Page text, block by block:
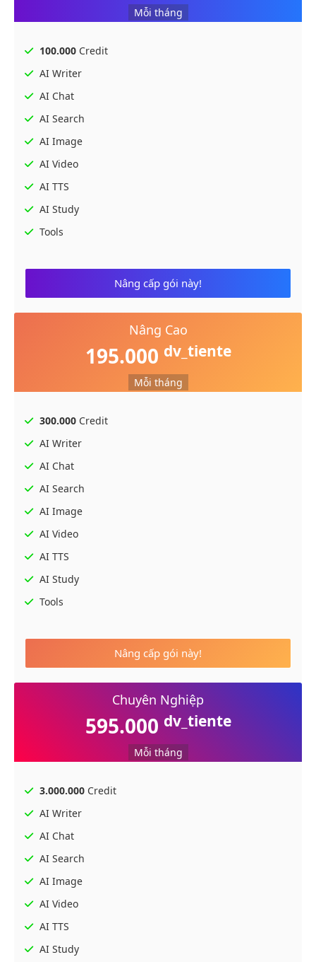
Mỗi tháng
100.000 Credit
AI Writer
AI Chat
AI Search
AI Image
AI Video
AI TTS
AI Study
Tools
Nâng cấp gói này!
Nâng Cao
195.000 dv_tiente
Mỗi tháng
300.000 Credit
AI Writer
AI Chat
AI Search
AI Image
AI Video
AI TTS
AI Study
Tools
Nâng cấp gói này!
Chuyên Nghiệp
595.000 dv_tiente
Mỗi tháng
3.000.000 Credit
AI Writer
AI Chat
AI Search
AI Image
AI Video
AI TTS
AI Study